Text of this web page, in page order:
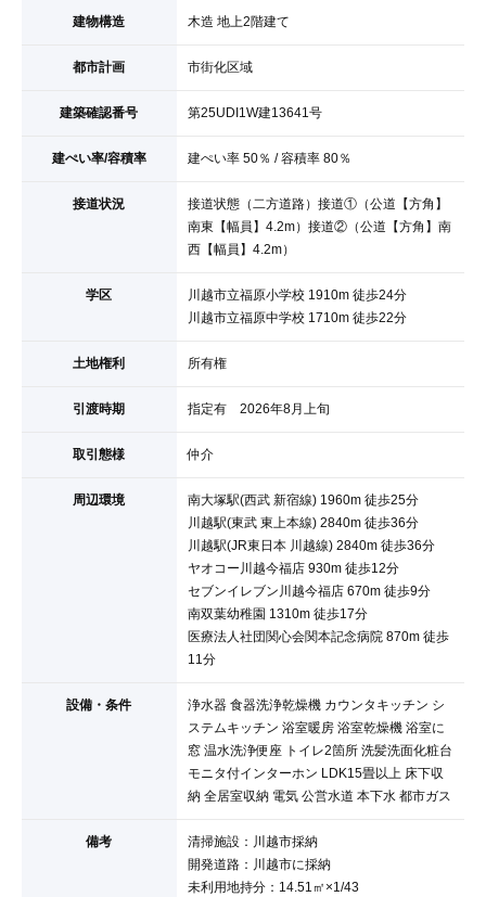
建物構造 木造 地上2階建て
都市計画 市街化区域
建築確認番号 第25UDI1W建13641号
建ぺい率/容積率 建ぺい率 50％ / 容積率 80％
接道状況
接道状態（二方道路）接道①（公道【方角】
南東【幅員】4.2m）接道②（公道【方角】南
西【幅員】4.2m）
学区
川越市立福原小学校 1910m 徒歩24分
川越市立福原中学校 1710m 徒歩22分
土地権利 所有権
引渡時期 指定有 2026年8月上旬
取引態様 仲介
周辺環境
南大塚駅(西武 新宿線) 1960m 徒歩25分
川越駅(東武 東上本線) 2840m 徒歩36分
川越駅(JR東日本 川越線) 2840m 徒歩36分
ヤオコー川越今福店 930m 徒歩12分
セブンイレブン川越今福店 670m 徒歩9分
南双葉幼稚園 1310m 徒歩17分
医療法人社団関心会関本記念病院 870m 徒歩
11分
設備・条件
浄水器 食器洗浄乾燥機 カウンタキッチン シ
ステムキッチン 浴室暖房 浴室乾燥機 浴室に
窓 温水洗浄便座 トイレ2箇所 洗髪洗面化粧台
モニタ付インターホン LDK15畳以上 床下収
納 全居室収納 電気 公営水道 本下水 都市ガス
備考
清掃施設：川越市採納
開発道路：川越市に採納
未利用地持分：14.51㎡×1/43